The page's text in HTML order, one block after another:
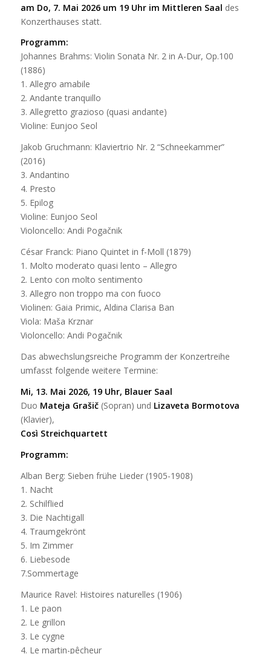
am Do, 7. Mai 2026 um 19 Uhr im Mittleren Saal des
Konzerthauses statt.
Programm:
Johannes Brahms: Violin Sonata Nr. 2 in A-Dur, Op.100
(1886)
1. Allegro amabile
2. Andante tranquillo
3. Allegretto grazioso (quasi andante)
Violine: Eunjoo Seol
Jakob Gruchmann: Klaviertrio Nr. 2 “Schneekammer”
(2016)
3. Andantino
4. Presto
5. Epilog
Violine: Eunjoo Seol
Violoncello: Andi Pogačnik
César Franck: Piano Quintet in f-Moll (1879)
1. Molto moderato quasi lento – Allegro
2. Lento con molto sentimento
3. Allegro non troppo ma con fuoco
Violinen: Gaia Primic, Aldina Clarisa Ban
Viola: Maša Krznar
Violoncello: Andi Pogačnik
Das abwechslungsreiche Programm der Konzertreihe
umfasst folgende weitere Termine:
Mi, 13. Mai 2026, 19 Uhr, Blauer Saal
Duo Mateja Grašič(Sopran) und Lizaveta Bormotova
(Klavier),
Così Streichquartett
Programm:
Alban Berg: Sieben frühe Lieder (1905-1908)
1. Nacht
2. Schilflied
3. Die Nachtigall
4. Traumgekrönt
5. Im Zimmer
6. Liebesode
7.Sommertage
Maurice Ravel: Histoires naturelles (1906)
1. Le paon
2. Le grillon
3. Le cygne
4. Le martin-pêcheur